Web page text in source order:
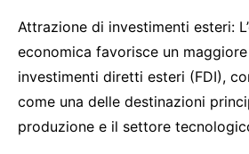
Attrazione di investimenti esteri:
economica favorisce un
investimenti diretti esteri (FDI),
come una delle destinazioni
produzione e il settore